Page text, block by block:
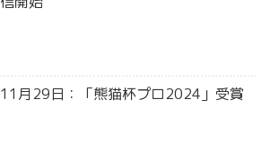
11月29日：「熊猫杯プロ2024」受賞